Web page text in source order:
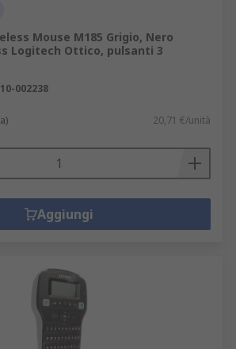
Mouse M185 Grigio, Nero
Logitech Ottico, pulsanti 3
002238
20,71 €/unità
Aggiungi